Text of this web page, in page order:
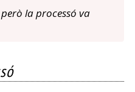
la processó va